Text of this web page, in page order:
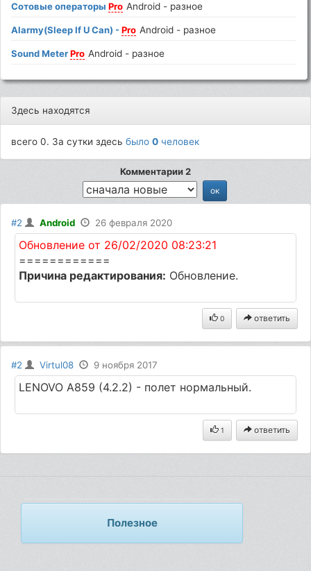
Сотовые операторыPro Android - разное
Alarmy(Sleep If U Can) -Pro Android - разное
Sound MeterPro Android - разное
Здесь находятся
всего 0. За сутки здесьбыло0 человек
Комментарии 2
#2 Android 26 февраля 2020
Обновление от 26/02/2020 08:23:21
============
Причина редактирования: Обновление.
0 ответить
#2 Virtul08 9 ноября 2017
LENOVO A859 (4.2.2) - полет нормальный.
1 ответить
Полезное